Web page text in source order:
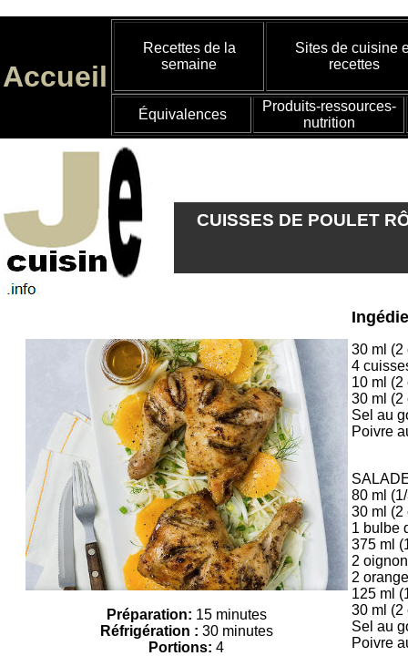
Accueil
Recettes de la
semaine
Sites de cuisine
recettes
Équivalences
Produits-ressources-
nutrition
CUISSES DE POULET
Préparation: 15 minutes
Réfrigération : 30 minutes
Portions: 4
30 ml (2
4
10 ml (2
30 ml (2
Sel au
Poivre
80 ml
30 ml (2
1 bulbe
375 ml
2
2
125 ml
30 ml (2
Sel au
Poivre